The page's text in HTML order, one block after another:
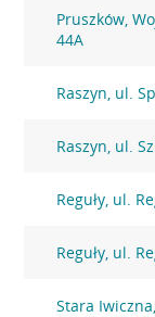
Pruszków,
44A
Raszyn, ul.
Raszyn, ul.
Reguły, ul.
Reguły, ul.
Stara